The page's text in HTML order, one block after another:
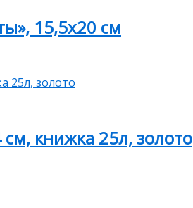
15,5х20 см
книжка 25л, золото